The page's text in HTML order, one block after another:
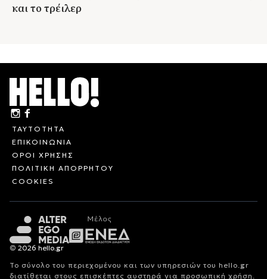
και το τρέιλερ
ΤΑΥΤΟΤΗΤΑ
ΕΠΙΚΟΙΝΩΝΙΑ
ΟΡΟΙ ΧΡΗΣΗΣ
ΠΟΛΙΤΙΚΗ ΑΠΟΡΡΗΤΟΥ
COOKIES
© 2026 hello.gr
Το σύνολο του περιεχομένου και των υπηρεσιών του hello.gr
διατίθεται στους επισκέπτες αυστηρά για προσωπική χρήση.